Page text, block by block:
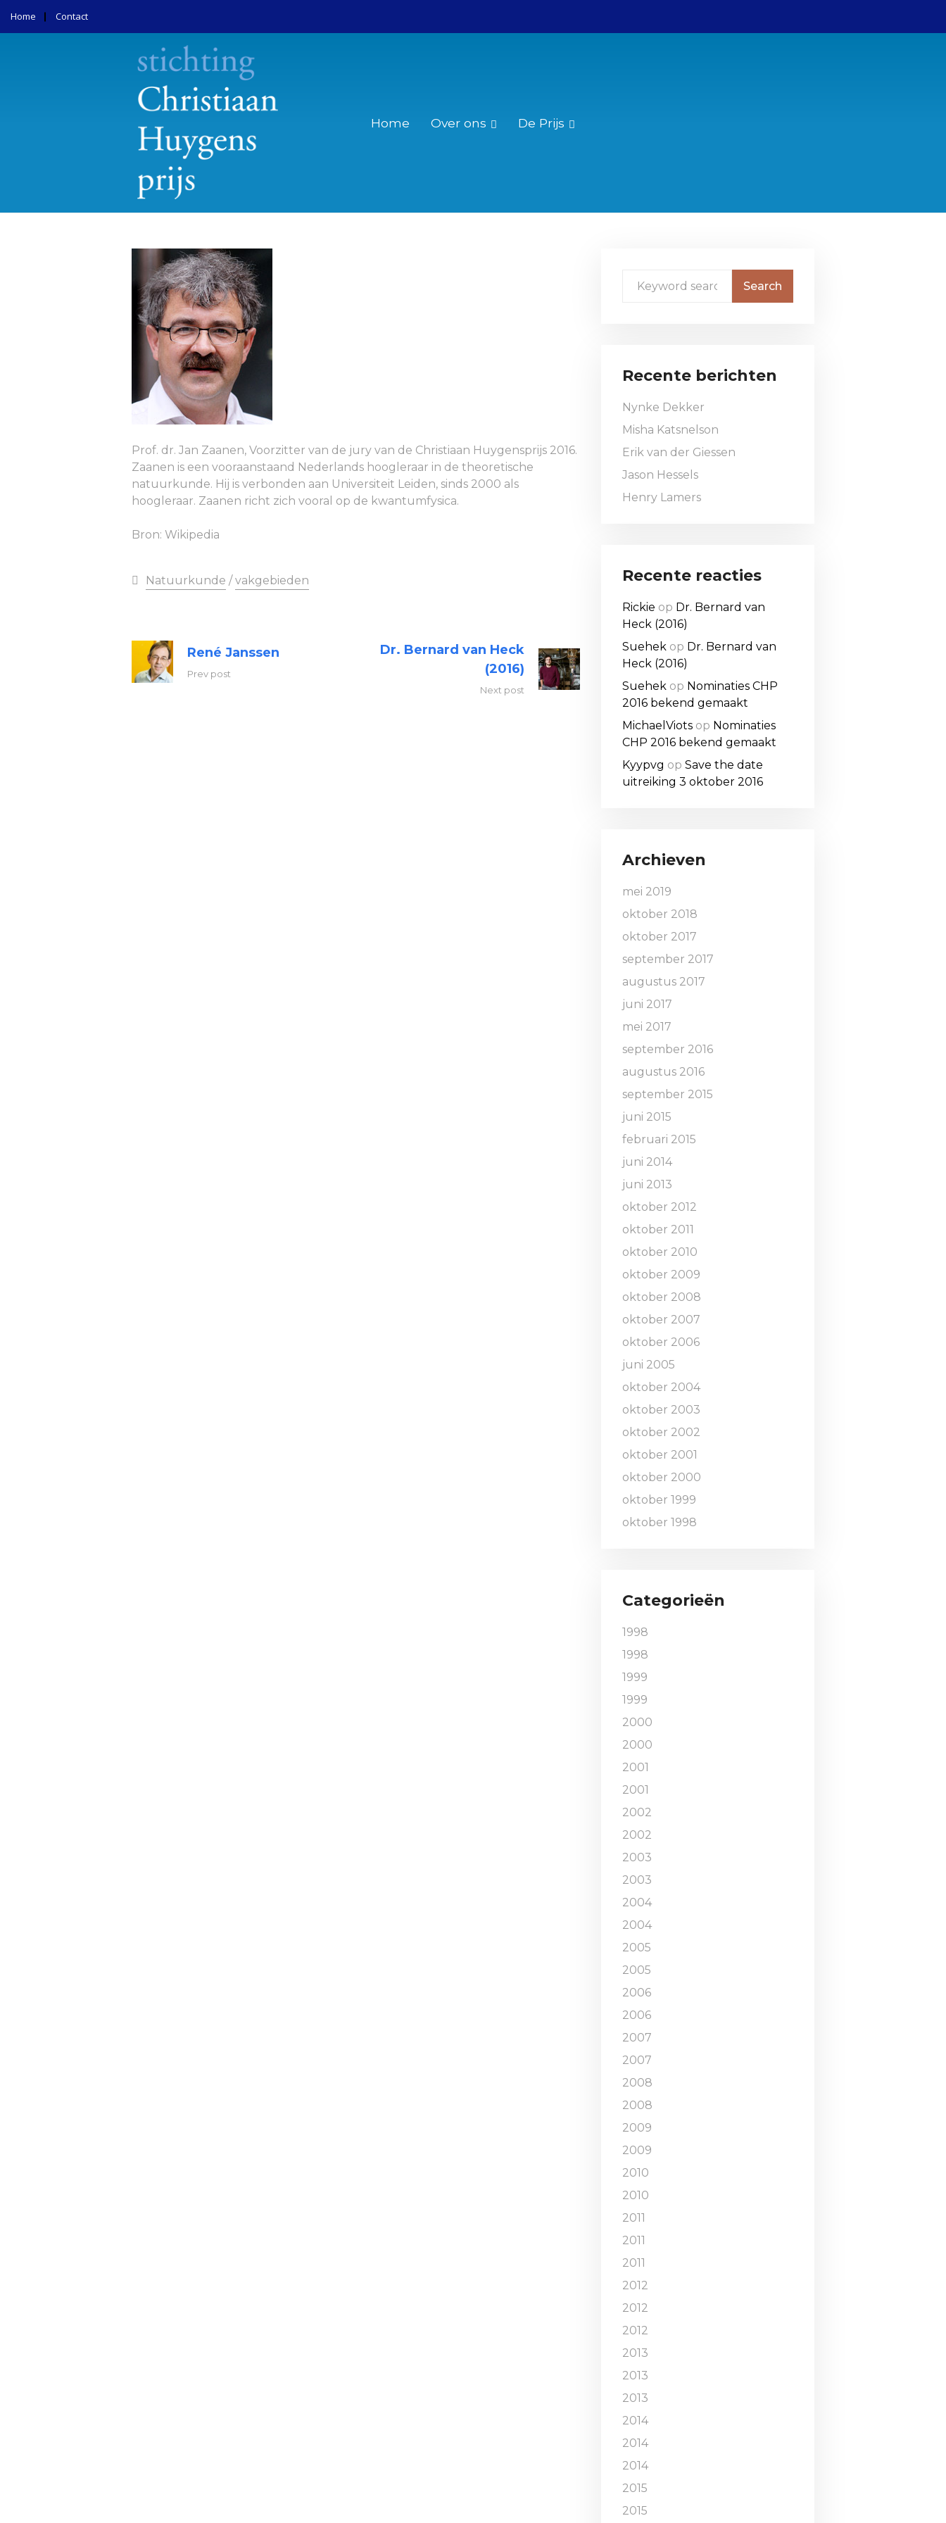
Home Contact
Home Over ons De Prijs
Prof. dr. Jan Zaanen, Voorzitter van de jury van de Christiaan Huygensprijs 2016.
Zaanen is een vooraanstaand Nederlands hoogleraar in de theoretische
natuurkunde. Hij is verbonden aan Universiteit Leiden, sinds 2000 als
hoogleraar. Zaanen richt zich vooral op de kwantumfysica.
Bron: Wikipedia
Natuurkunde / vakgebieden
René Janssen
Prev post
Dr. Bernard van Heck
(2016)
Next post
Recente berichten
Nynke Dekker
Misha Katsnelson
Erik van der Giessen
Jason Hessels
Henry Lamers
Recente reacties
Rickie op Dr. Bernard van
Heck (2016)
Suehekop Dr. Bernard van
Heck (2016)
Suehekop Nominaties CHP
2016 bekend gemaakt
MichaelViotsop Nominaties
CHP 2016 bekend gemaakt
Kyypvg op Save the date
uitreiking 3 oktober 2016
Archieven
mei 2019
oktober 2018
oktober 2017
september 2017
augustus 2017
juni 2017
mei 2017
september 2016
augustus 2016
september 2015
juni 2015
februari 2015
juni 2014
juni 2013
oktober 2012
oktober 2011
oktober 2010
oktober 2009
oktober 2008
oktober 2007
oktober 2006
juni 2005
oktober 2004
oktober 2003
oktober 2002
oktober 2001
oktober 2000
oktober 1999
oktober 1998
Categorieën
1998
1998
1999
1999
2000
2000
2001
2001
2002
2002
2003
2003
2004
2004
2005
2005
2006
2006
2007
2007
2008
2008
2009
2009
2010
2010
2011
2011
2011
2012
2012
2012
2013
2013
2013
2014
2014
2014
2015
2015